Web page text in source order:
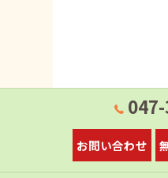
お問い合わせ